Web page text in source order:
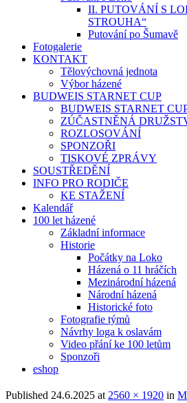
II. PUTOVÁNÍ S
STROUHA“
Putování po Šumavě
Fotogalerie
KONTAKT
Tělovýchovná jednota
Výbor házené
BUDWEIS STARNET CUP
BUDWEIS STARNET
ZÚČASTNĚNÁ
ROZLOSOVÁNÍ
SPONZOŘI
TISKOVÉ ZPRÁVY
SOUSTŘEDĚNÍ
INFO PRO RODIČE
KE STAŽENÍ
Kalendář
100 let házené
Základní informace
Historie
Počátky na Loko
Házená o 11 hráčích
Mezinárodní házená
Národní házená
Historické foto
Fotografie týmů
Návrhy loga k oslavám
Video přání ke 100 letům
Sponzoři
eshop
Published 24.6.2025 at 2560 × 1920 in